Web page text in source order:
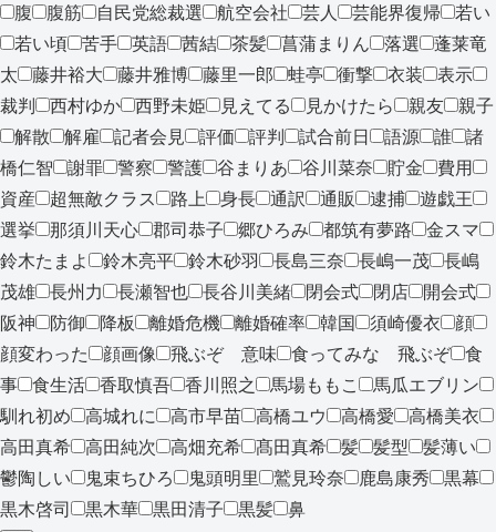
腹
腹筋 自民党総裁選 航空会社 芸人 芸能界復帰
若い
若い頃
苦手 英語 茜結 茶髪 菖蒲まりん 落選
蓬莱竜
太
藤井裕大 藤井雅博 藤里一郎 蛙亭 衝撃 衣装
表示
裁判
西村ゆか 西野未姫 見えてる 見かけたら 親友
親子
解散
解雇 記者会見 評価 評判 試合前日 語源 誰
諸
橋仁智
謝罪 警察 警護 谷まりあ 谷川菜奈 貯金
費用
資産
超無敵クラス 路上 身長 通訳 通販 逮捕
遊戯王
選挙
那須川天心 郡司恭子 郷ひろみ 都筑有夢路
金スマ
鈴木たまよ
鈴木亮平 鈴木砂羽 長島三奈 長嶋一茂
長嶋
茂雄
長州力 長瀬智也 長谷川美緒 閉会式 閉店
開会式
阪神
防御 降板 離婚危機 離婚確率 韓国 須崎優衣
顔
顔変わった
顔画像 飛ぶぞ 意味 食ってみな 飛ぶぞ
食
事
食生活 香取慎吾 香川照之 馬場ももこ
馬瓜エブリン
馴れ初め
高城れに 高市早苗 高橋ユウ 高橋愛
高橋美衣
高田真希
高田純次 高畑充希 髙田真希 髪 髪型
髪薄い
鬱陶しい
鬼束ちひろ 鬼頭明里 鷲見玲奈 鹿島康秀
黒幕
黒木啓司
黒木華 黒田清子 黒髪 鼻